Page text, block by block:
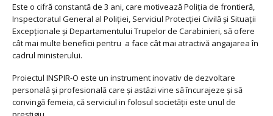
Este o cifră constantă de 3 ani, care motivează Poliția de frontieră,
Inspectoratul General al Poliției, Serviciul Protecției Civilă și Situații
Excepționale și Departamentului Trupelor de Carabinieri, să ofere
cât mai multe beneficii pentru a face cât mai atractivă angajarea în
cadrul ministerului.
Proiectul INSPIR-O este un instrument inovativ de dezvoltare
personală și profesională care și astăzi vine să încurajeze și să
convingă femeia, că serviciul in folosul societății este unul de